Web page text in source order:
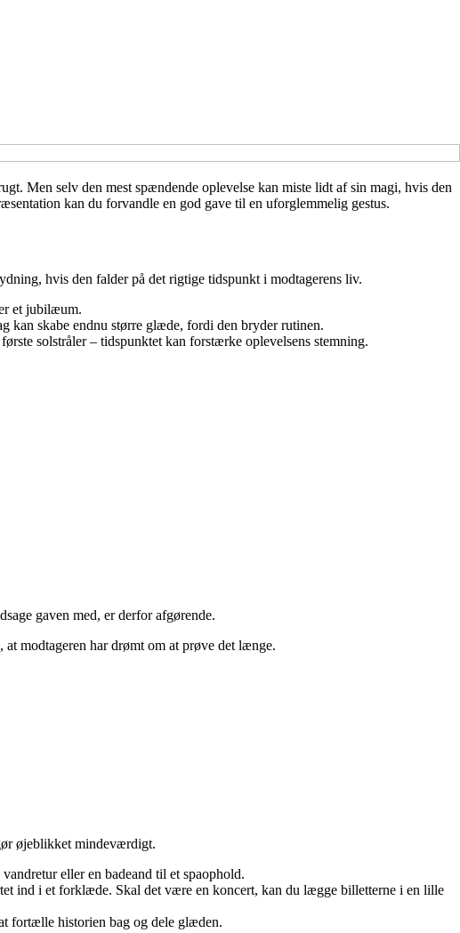
Men selv den mest spændende oplevelse kan miste lidt af sin magi, hvis den
kan du forvandle en god gave til en uforglemmelig gestus.
hvis den falder på det rigtige tidspunkt i modtagerens liv.
et jubilæum.
kan skabe endnu større glæde, fordi den bryder rutinen.
solstråler – tidspunktet kan forstærke oplevelsens stemning.
gaven med, er derfor afgørende.
modtageren har drømt om at prøve det længe.
øjeblikket mindeværdigt.
eller en badeand til et spaophold.
ind i et forklæde. Skal det være en koncert, kan du lægge billetterne i en lille
fortælle historien bag og dele glæden.